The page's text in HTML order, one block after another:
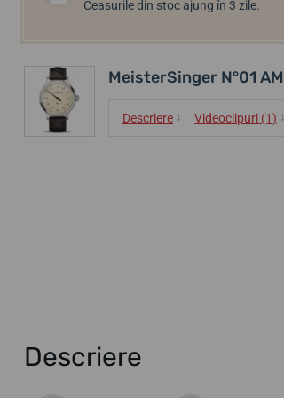
Ceasurile din stoc ajung în 3 zile.
MeisterSinger N°01
Descriere ↓ Videoclipuri (1) ↓
Descriere